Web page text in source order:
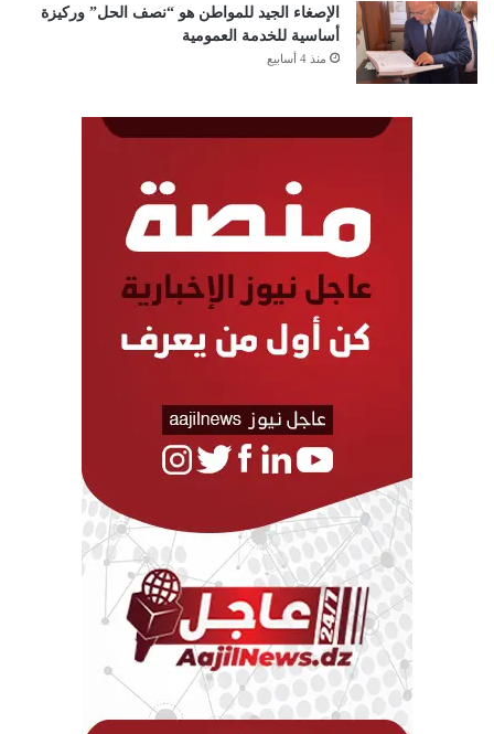
الإصغاء الجيد للمواطن هو “نصف الحل” وركيزة
أساسية للخدمة العمومية
منذ 4 أسابيع